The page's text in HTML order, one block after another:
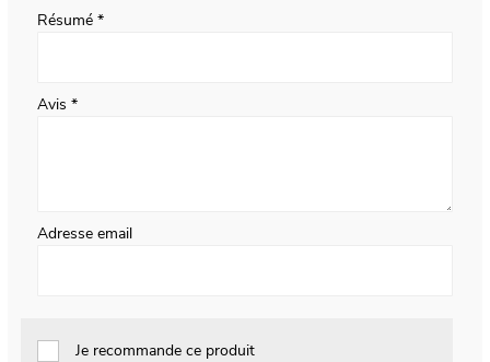
Résumé
Avis
Adresse email
Je recommande ce produit